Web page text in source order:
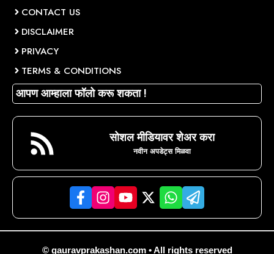
CONTACT US
DISCLAIMER
PRIVACY
TERMS & CONDITIONS
आपण आम्हाला फॉलो करू शकता !
सोशल मीडियावर शेअर करा
नवीन अपडेट्स मिळवा
© gauravprakashan.com • All rights reserved